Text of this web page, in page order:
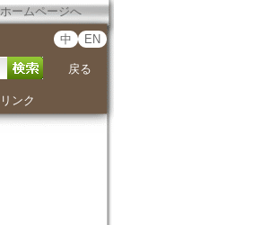
ホームページへ
中 EN
戻る
リンク